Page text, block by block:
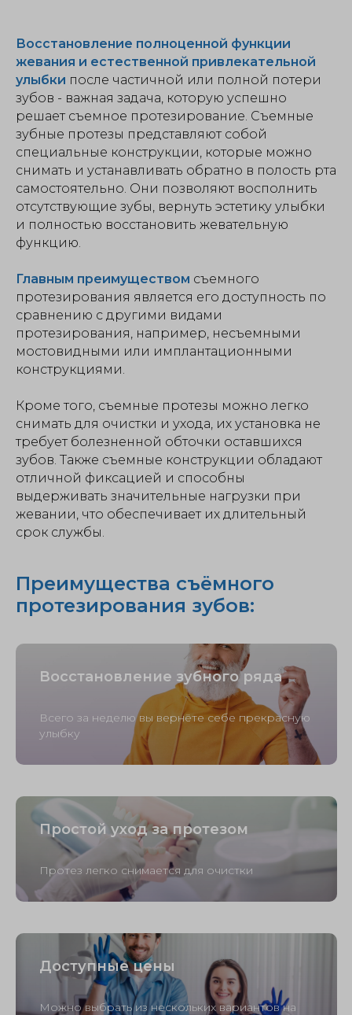
Восстановление полноценной функции
жевания и естественной привлекательной
улыбки после частичной или полной потери
зубов - важная задача, которую успешно
решает съемное протезирование. Съемные
зубные протезы представляют собой
специальные конструкции, которые можно
снимать и устанавливать обратно в полость рта
самостоятельно. Они позволяют восполнить
отсутствующие зубы, вернуть эстетику улыбки
и полностью восстановить жевательную
функцию.
Главным преимуществом съемного
протезирования является его доступность по
сравнению с другими видами
протезирования, например, несъемными
мостовидными или имплантационными
конструкциями.
Кроме того, съемные протезы можно легко
снимать для очистки и ухода, их установка не
требует болезненной обточки оставшихся
зубов. Также съемные конструкции обладают
отличной фиксацией и способны
выдерживать значительные нагрузки при
жевании, что обеспечивает их длительный
срок службы.
Преимущества съёмного
протезирования зубов:
Восстановление зубного ряда
Всего за неделю вы вернёте себе прекрасную
улыбку
Простой уход за протезом
Протез легко снимается для очистки
Доступные цены
Можно выбрать из нескольких вариантов на